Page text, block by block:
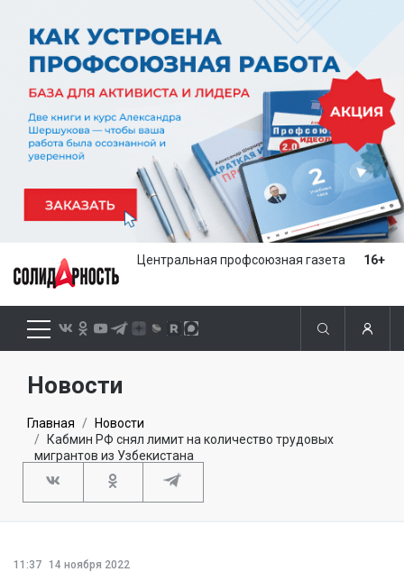
Центральная профсоюзная газета 16+
Новости
Главная
Новости
Кабмин РФ снял лимит на количество трудовых
мигрантов из Узбекистана
11:37 14 ноября 2022